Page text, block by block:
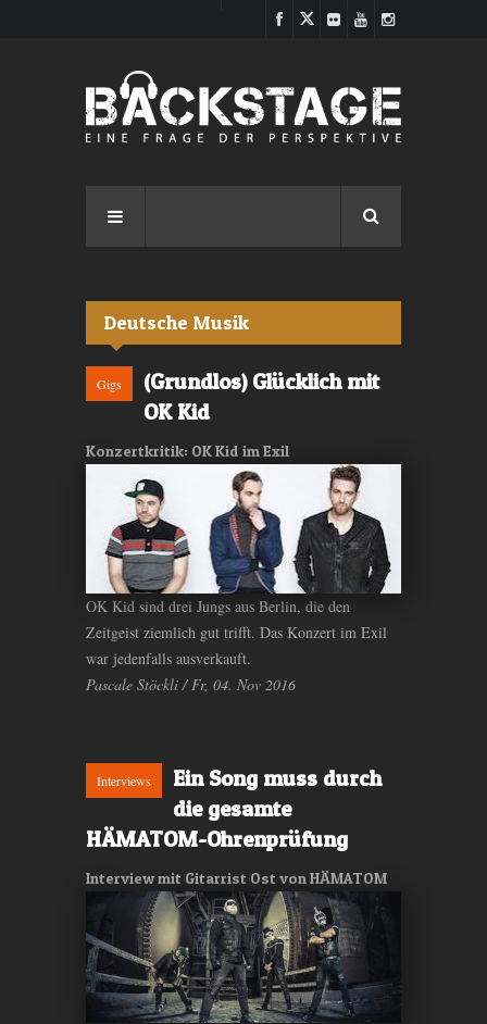
Deutsche Musik
Gigs
(Grundlos) Glücklich mit
OK Kid
Konzertkritik: OK Kid im Exil
OK Kid sind drei Jungs aus Berlin, die den
Zeitgeist ziemlich gut trifft. Das Konzert im Exil
war jedenfalls ausverkauft.
Pascale Stöckli / Fr, 04. Nov 2016
Interviews
Ein Song muss durch
die gesamte
HÄMATOM-Ohrenprüfung
Interview mit Gitarrist Ost von HÄMATOM